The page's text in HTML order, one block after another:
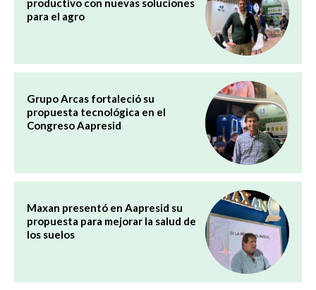
productivo con nuevas soluciones
para el agro
Grupo Arcas fortaleció su
propuesta tecnológica en el
Congreso Aapresid
Maxan presentó en Aapresid su
propuesta para mejorar la salud de
los suelos